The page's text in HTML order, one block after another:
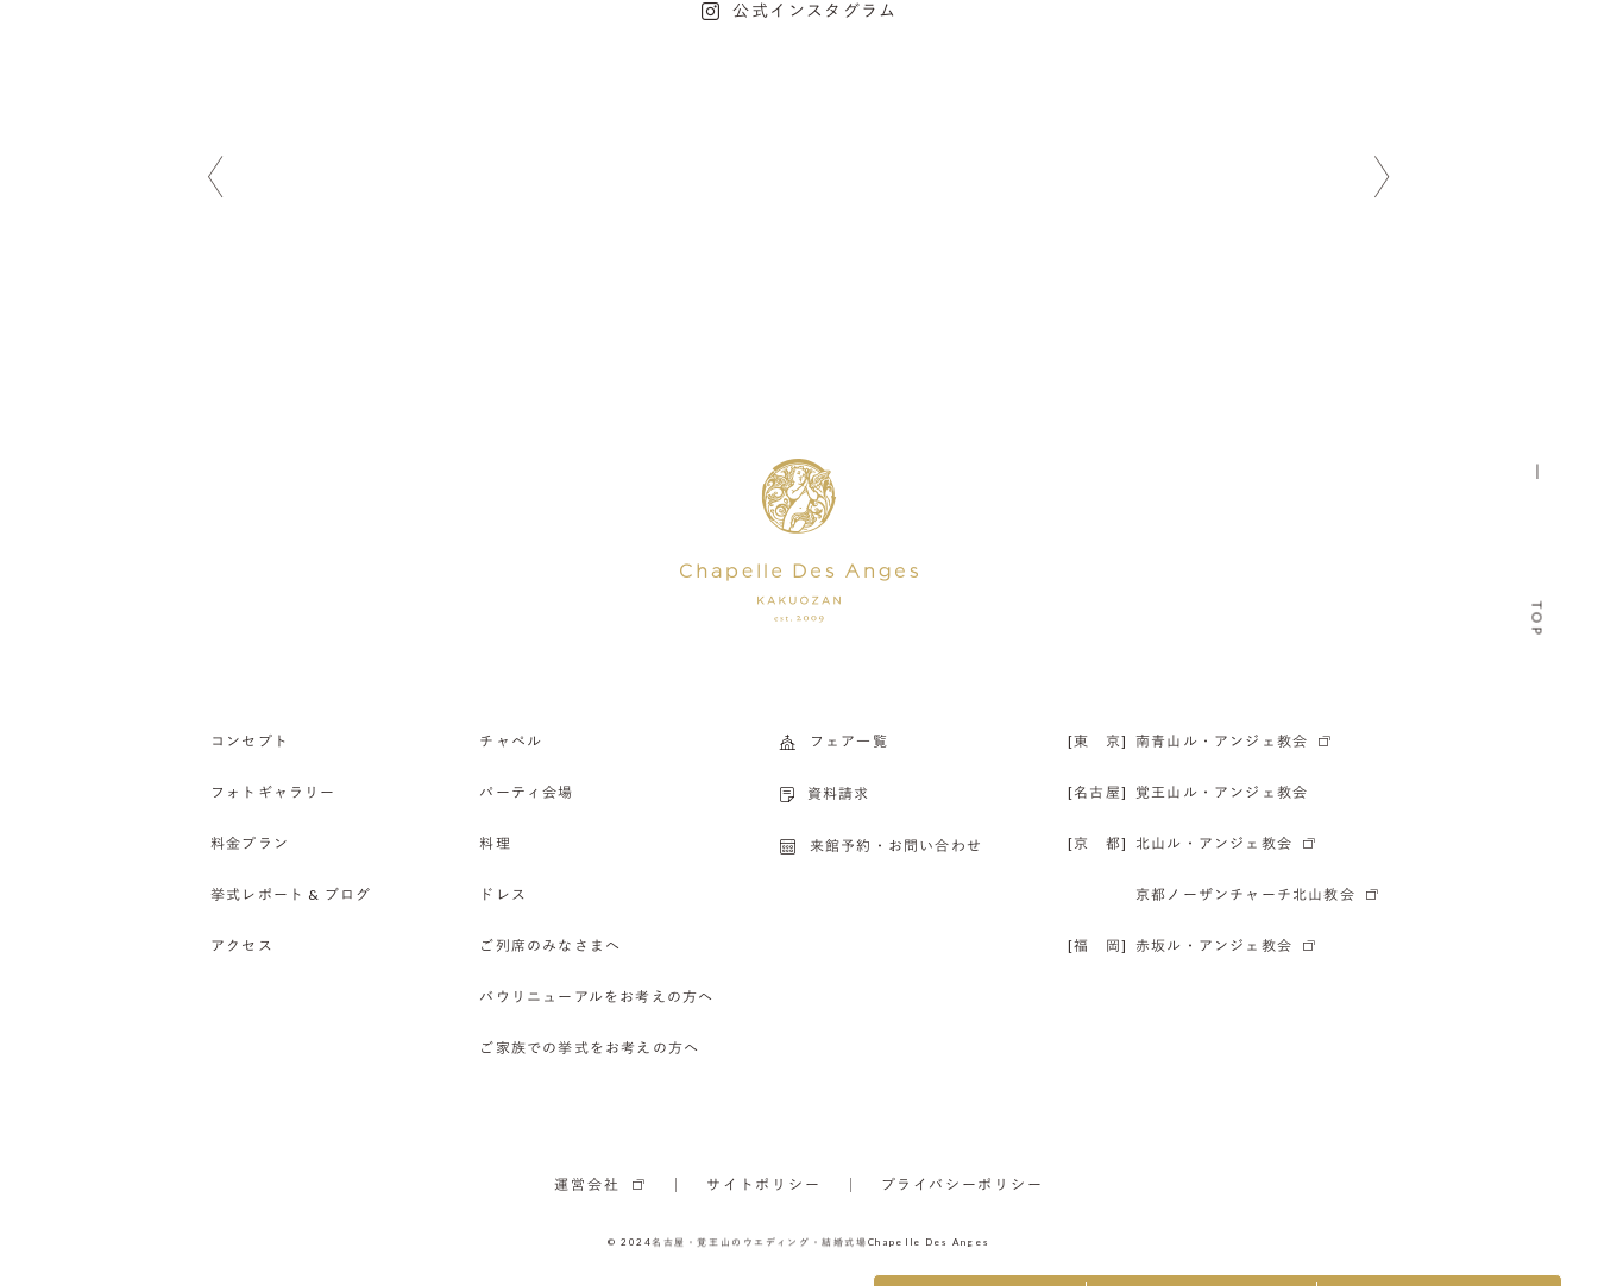
公式インスタグラム
TOP
コンセプト
フォトギャラリー
料金プラン
挙式レポート & ブログ
アクセス
チャペル
パーティ会場
料理
ドレス
ご列席のみなさまへ
バウリニューアルをお考えの方へ
ご家族での挙式をお考えの方へ
フェア一覧
資料請求
来館予約・お問い合わせ
[東 京] 南青山ル・アンジェ教会
[名古屋] 覚王山ル・アンジェ教会
[京 都] 北山ル・アンジェ教会
京都ノーザンチャーチ北山教会
[福 岡] 赤坂ル・アンジェ教会
運営会社 サイトポリシー プライバシーポリシー
© 2024名古屋・覚王山のウエディング・結婚式場 Chapelle Des Anges